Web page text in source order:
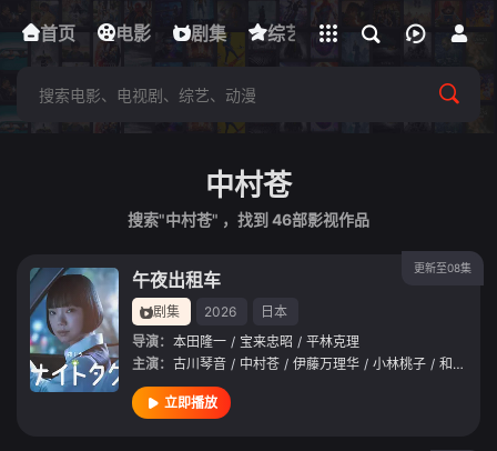
首页 电影 剧集 综艺 动漫 短剧
下载客户端
立即登录
中村苍
搜索"中村苍" ，找到 46部影视作品
更新至08集
午夜出租车
剧集 2026
日本
导演： 本田隆一 / 宝来忠昭 / 平林克理
主演： 古川琴音 / 中村苍 / 伊藤万理华 / 小林桃子 / 和久井映见
立即播放